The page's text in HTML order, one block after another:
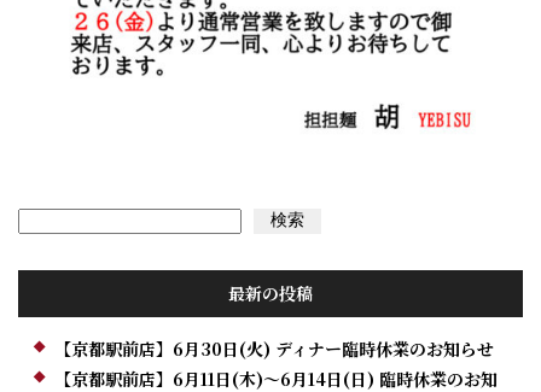
検索
最新の投稿
【京都駅前店】6月30日(火) ディナー臨時休業のお知らせ
【京都駅前店】6月11日(木)～6月14日(日) 臨時休業のお知